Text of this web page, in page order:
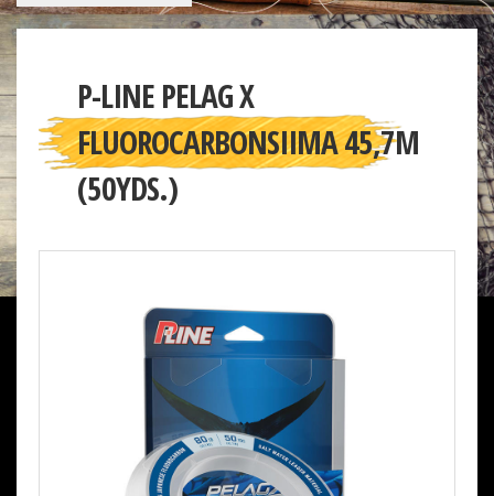
P-LINE PELAG X
FLUOROCARBONSIIMA 45,7M
(50YDS.)